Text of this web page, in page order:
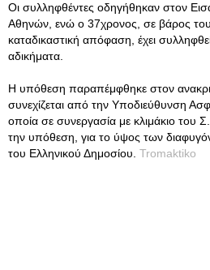
Οι συλληφθέντες οδηγήθηκαν στον
Αθηνών, ενώ ο 37χρονος, σε βάρος του
καταδικαστική απόφαση, έχει
αδικήματα.
Η υπόθεση παραπέμφθηκε στον
συνεχίζεται από την Υποδιεύθυνση
οποία σε συνεργασία με κλιμάκιο του
την υπόθεση, για το ύψος των
του Ελληνικού Δημοσίου. Tromaktiko